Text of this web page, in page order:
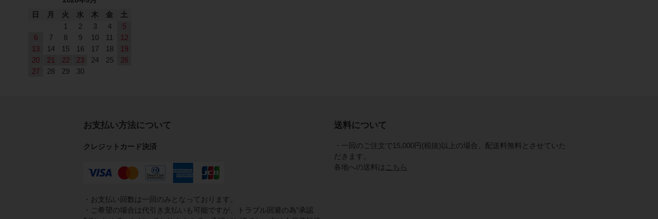
日
月 火 水 木 金
土
1
2 3 4
5
6
7 8 9 10 11
12
13
14 15 16 17 18
19
20
21 22 23 24 25
26
27
28 29 30
お支払い方法について
クレジットカード決済
・お支払い回数は一回のみとなっております。
・ご希望の場合は代引き支払いも可能ですが、トラブル回避の為‟承認
送料について
・一回のご注文で15,000円(税抜)以上の場合、配送料無料とさせていた
だきます。
各地への送料は こちら